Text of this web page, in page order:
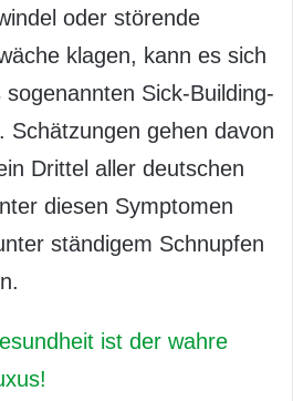
oder störende
klagen, kann es sich
Sick-Building-
Schätzungen gehen davon
Drittel aller deutschen
diesen Symptomen
ständigem Schnupfen
ist der wahre